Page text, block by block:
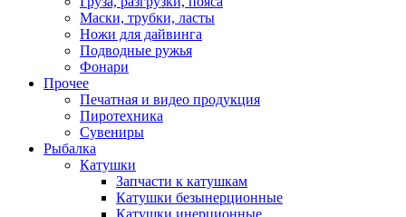
Маски, трубки, ласты
Ножи для дайвинга
Подводные ружья
Фонари
Прочее
Печатная и видео продукция
Пиротехника
Сувениры
Рыбалка
Катушки
Запчасти к катушкам
Катушки безынерционные
Катушки инерционные